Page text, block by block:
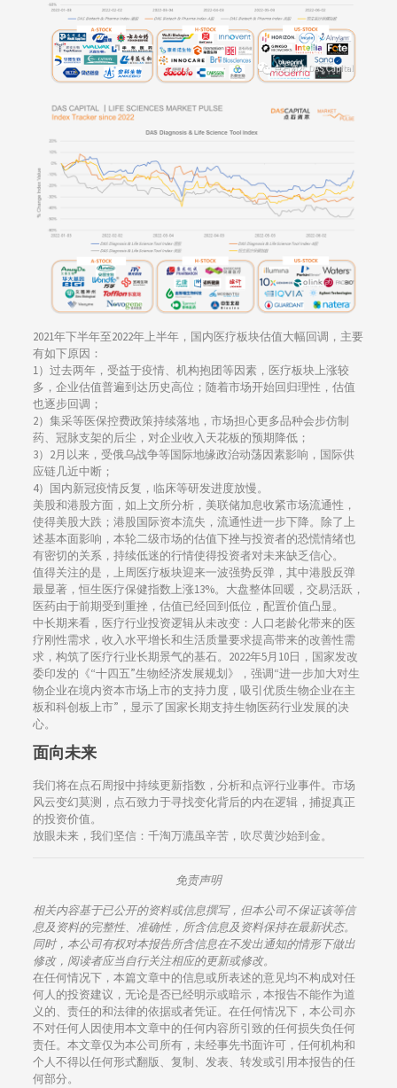
2021年下半年至2022年上半年，国内医疗板块估值大幅回调，主要
有如下原因：
1）过去两年，受益于疫情、机构抱团等因素，医疗板块上涨较
多，企业估值普遍到达历史高位；随着市场开始回归理性，估值
也逐步回调；
2）集采等医保控费政策持续落地，市场担心更多品种会步仿制
药、冠脉支架的后尘，对企业收入天花板的预期降低；
3）2月以来，受俄乌战争等国际地缘政治动荡因素影响，国际供
应链几近中断；
4）国内新冠疫情反复，临床等研发进度放慢。
美股和港股方面，如上文所分析，美联储加息收紧市场流通性，
使得美股大跌；港股国际资本流失，流通性进一步下降。除了上
述基本面影响，本轮二级市场的估值下挫与投资者的恐慌情绪也
有密切的关系，持续低迷的行情使得投资者对未来缺乏信心。
值得关注的是，上周医疗板块迎来一波强势反弹，其中港股反弹
最显著，恒生医疗保健指数上涨13%。大盘整体回暖，交易活跃，
医药由于前期受到重挫，估值已经回到低位，配置价值凸显。
中长期来看，医疗行业投资逻辑从未改变：人口老龄化带来的医
疗刚性需求，收入水平增长和生活质量要求提高带来的改善性需
求，构筑了医疗行业长期景气的基石。2022年5月10日，国家发改
委印发的《“十四五”生物经济发展规划》，强调“进一步加大对生
物企业在境内资本市场上市的支持力度，吸引优质生物企业在主
板和科创板上市”，显示了国家长期支持生物医药行业发展的决
心。
面向未来
我们将在点石周报中持续更新指数，分析和点评行业事件。市场
风云变幻莫测，点石致力于寻找变化背后的内在逻辑，捕捉真正
的投资价值。
放眼未来，我们坚信：千淘万漉虽辛苦，吹尽黄沙始到金。
免责声明
相关内容基于已公开的资料或信息撰写，但本公司不保证该等信
息及资料的完整性、准确性，所含信息及资料保持在最新状态。
同时，本公司有权对本报告所含信息在不发出通知的情形下做出
修改，阅读者应当自行关注相应的更新或修改。
在任何情况下，本篇文章中的信息或所表述的意见均不构成对任
何人的投资建议，无论是否已经明示或暗示，本报告不能作为道
义的、责任的和法律的依据或者凭证。在任何情况下，本公司亦
不对任何人因使用本文章中的任何内容所引致的任何损失负任何
责任。本文章仅为本公司所有，未经事先书面许可，任何机构和
个人不得以任何形式翻版、复制、发表、转发或引用本报告的任
何部分。